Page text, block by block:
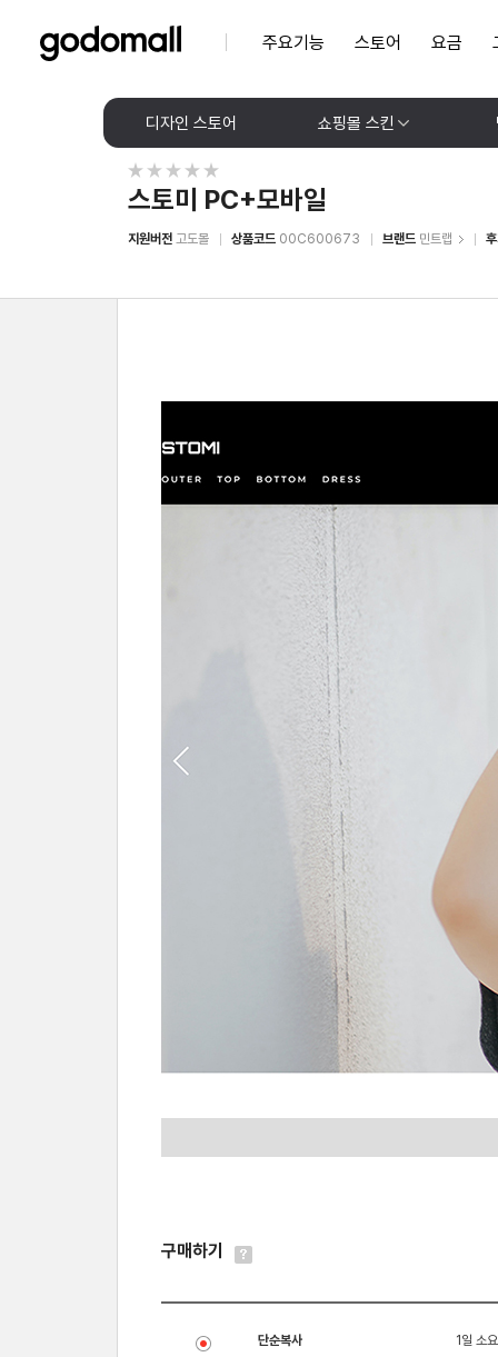
주요기능 스토어 요금
디자인 스토어 쇼핑몰 스킨
스토미 PC+모바일
지원버전 고도몰 상품코드 00C600673 브랜드 민트랩
구매하기
단순복사 1일 소요